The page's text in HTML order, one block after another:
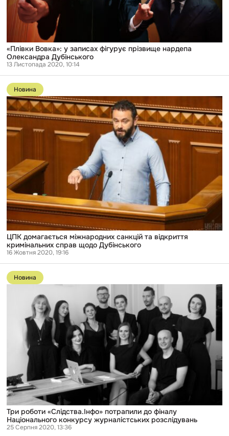
«Плівки Вовка»: у записах фігурує прізвище нардепа
Олександра Дубінського
13 Листопада 2020, 10:14
Перейти
до
публікації
ЦПК
домагається
міжнародних
санкцій
та
справ
щодо
Дубінського
Новина
ЦПК домагається міжнародних санкцій та відкриття
кримінальних справ щодо Дубінського
16 Жовтня 2020, 19:16
Перейти
до
публікації
«Слідства.Інфо»
потрапили
фіналу
Національного
конкурсу
журналістських
розслідувань
Новина
Три роботи «Слідства.Інфо» потрапили до фіналу
Національного конкурсу журналістських розслідувань
25 Серпня 2020, 13:36